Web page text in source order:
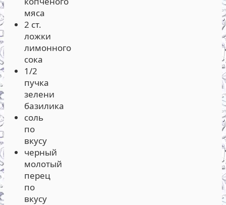
мяса
2 ст.
ложки
лимонного
сока
1/2
пучка
зелени
базилика
соль
по
вкусу
черный
молотый
перец
по
вкусу